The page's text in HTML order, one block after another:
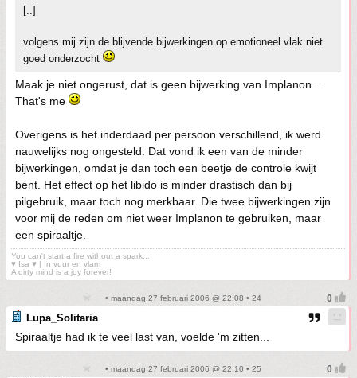
[..]
volgens mij zijn de blijvende bijwerkingen op emotioneel vlak niet
goed onderzocht
Maak je niet ongerust, dat is geen bijwerking van Implanon...
That's me
Overigens is het inderdaad per persoon verschillend, ik werd
nauwelijks nog ongesteld. Dat vond ik een van de minder
bijwerkingen, omdat je dan toch een beetje de controle kwijt
bent. Het effect op het libido is minder drastisch dan bij
pilgebruik, maar toch nog merkbaar. Die twee bijwerkingen zijn
voor mij de reden om niet weer Implanon te gebruiken, maar
een spiraaltje.
You can't start a fire without a spark...
♥ Isa ♥ | In vuur en vlam
A dirty mind is a joy forever!
• maandag 27 februari 2006 @ 22:08 • 24
Lupa_Solitaria
Spiraaltje had ik te veel last van, voelde 'm zitten...
• maandag 27 februari 2006 @ 22:10 • 25